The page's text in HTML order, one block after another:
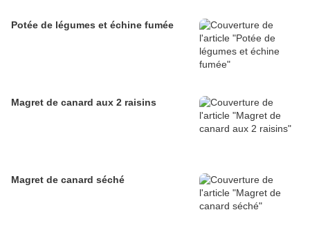
Potée de légumes et échine fumée
Magret de canard aux 2 raisins
Magret de canard séché